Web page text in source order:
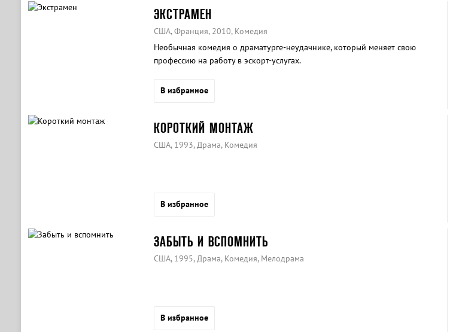
ЭКСТРАМЕН
США, Франция, 2010, Комедия
Необычная комедия о драматурге-неудачнике, который меняет свою
профессию на работу в эскорт-услугах.
В избранное
КОРОТКИЙ МОНТАЖ
США, 1993, Драма, Комедия
В избранное
ЗАБЫТЬ И ВСПОМНИТЬ
США, 1995, Драма, Комедия, Мелодрама
В избранное